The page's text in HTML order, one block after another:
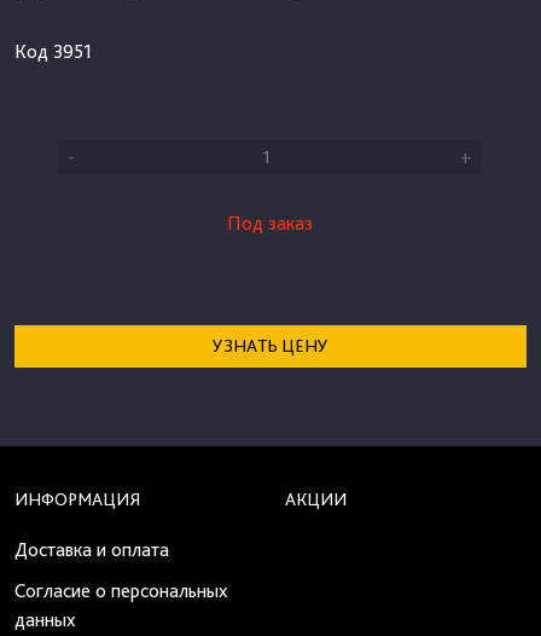
Код 3951
- +
Под заказ
УЗНАТЬ ЦЕНУ
ИНФОРМАЦИЯ
Доставка и оплата
Согласие о персональных
данных
АКЦИИ